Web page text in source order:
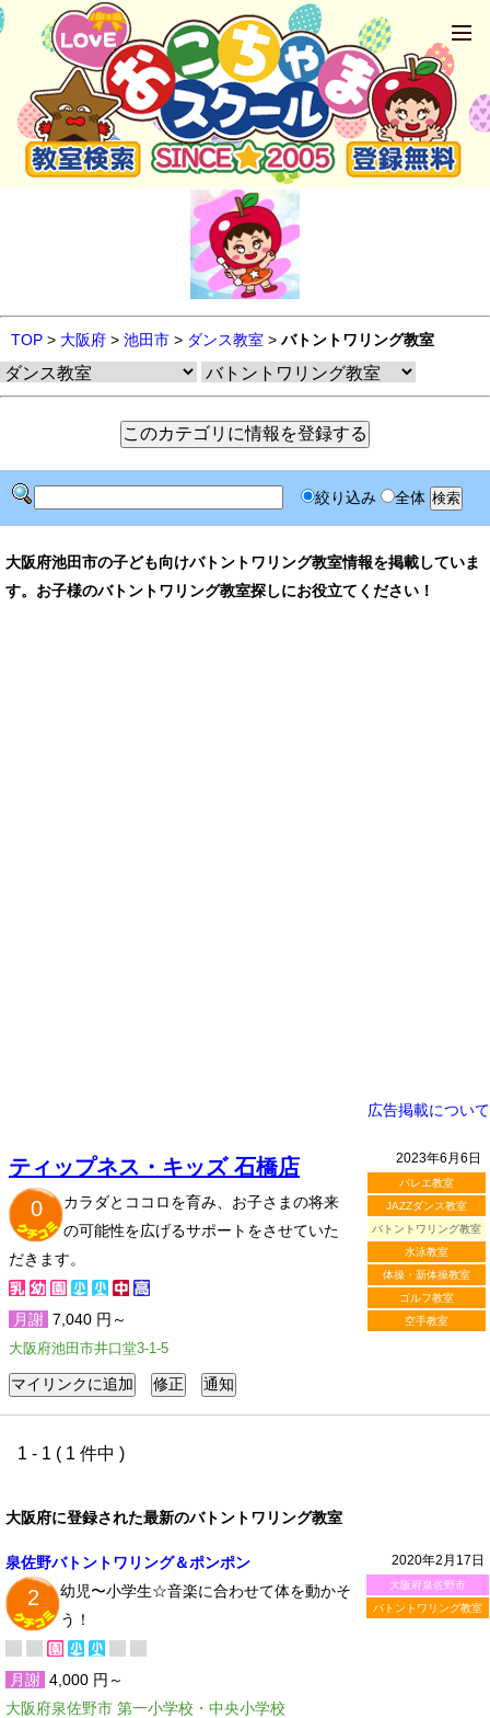
TOP > 大阪府 > 池田市 > ダンス教室 > バトントワリング教室
絞り込み 全体
大阪府池田市の子ども向けバトントワリング教室情報を掲載していま
す。お子様のバトントワリング教室探しにお役立てください！
広告掲載について
2023年6月6日
バレエ教室
JAZZダンス教室
バトントワリング教室
水泳教室
体操・新体操教室
ゴルフ教室
空手教室
ティップネス・キッズ 石橋店
0
カラダとココロを育み、お子さまの将来
の可能性を広げるサポートをさせていた
だきます。
月謝 7,040 円～
大阪府池田市井口堂3-1-5
1 - 1 ( 1 件中 )
大阪府に登録された最新のバトントワリング教室
2020年2月17日
大阪府泉佐野市
バトントワリング教室
泉佐野バトントワリング＆ポンポン
2
幼児〜小学生☆音楽に合わせて体を動かそ
う！
月謝 4,000 円～
大阪府泉佐野市 第一小学校・中央小学校